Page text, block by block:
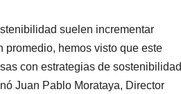
suelen incrementar
promedio, hemos visto que este
con estrategias de sostenibilidad
Juan Pablo Morataya, Director